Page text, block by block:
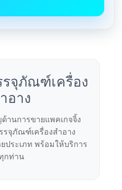
จุภัณฑ์เครื่อง
อาง
านการขายแพคเกจจิ้ง
รจุภัณฑ์เครื่องสำอาง
ประเภท พร้อมให้บริการ
กท่าน